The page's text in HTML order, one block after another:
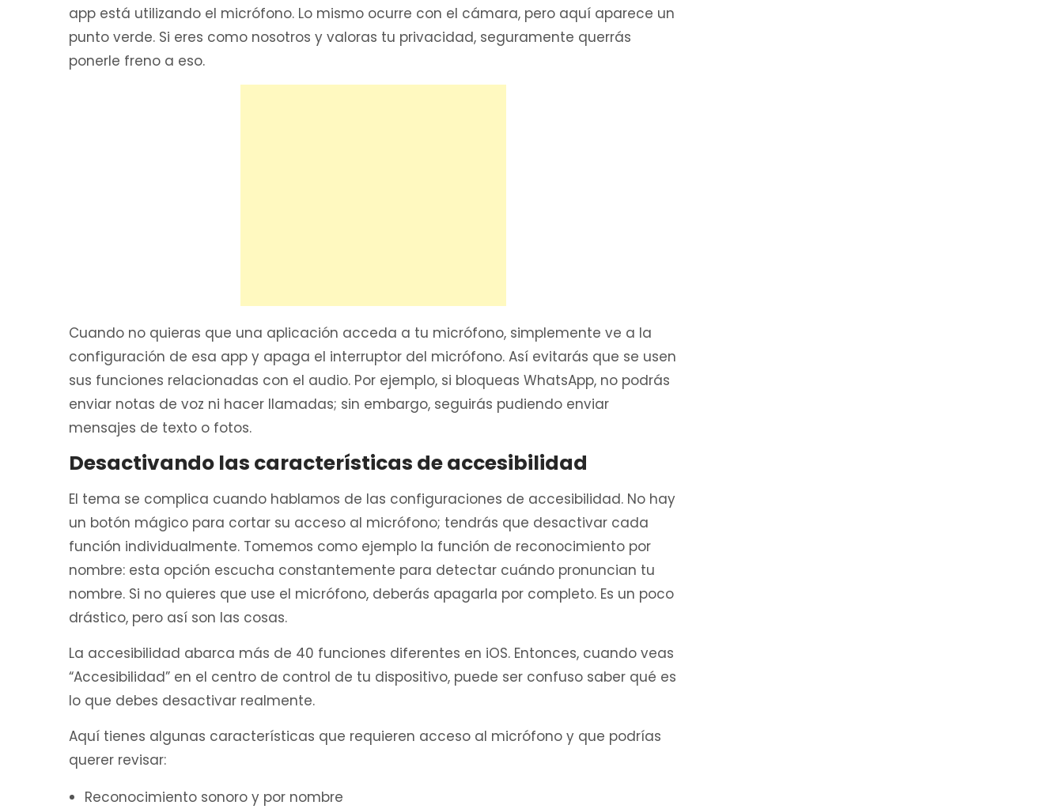
app está utilizando el micrófono. Lo mismo ocurre con el cámara, pero aquí aparece un
punto verde. Si eres como nosotros y valoras tu privacidad, seguramente querrás
ponerle freno a eso.
Cuando no quieras que una aplicación acceda a tu micrófono, simplemente ve a la
configuración de esa app y apaga el interruptor del micrófono. Así evitarás que se usen
sus funciones relacionadas con el audio. Por ejemplo, si bloqueas WhatsApp, no podrás
enviar notas de voz ni hacer llamadas; sin embargo, seguirás pudiendo enviar
mensajes de texto o fotos.
Desactivando las características de accesibilidad
El tema se complica cuando hablamos de las configuraciones de accesibilidad. No hay
un botón mágico para cortar su acceso al micrófono; tendrás que desactivar cada
función individualmente. Tomemos como ejemplo la función de reconocimiento por
nombre: esta opción escucha constantemente para detectar cuándo pronuncian tu
nombre. Si no quieres que use el micrófono, deberás apagarla por completo. Es un poco
drástico, pero así son las cosas.
La accesibilidad abarca más de 40 funciones diferentes en iOS. Entonces, cuando veas
“Accesibilidad” en el centro de control de tu dispositivo, puede ser confuso saber qué es
lo que debes desactivar realmente.
Aquí tienes algunas características que requieren acceso al micrófono y que podrías
querer revisar:
Reconocimiento sonoro y por nombre